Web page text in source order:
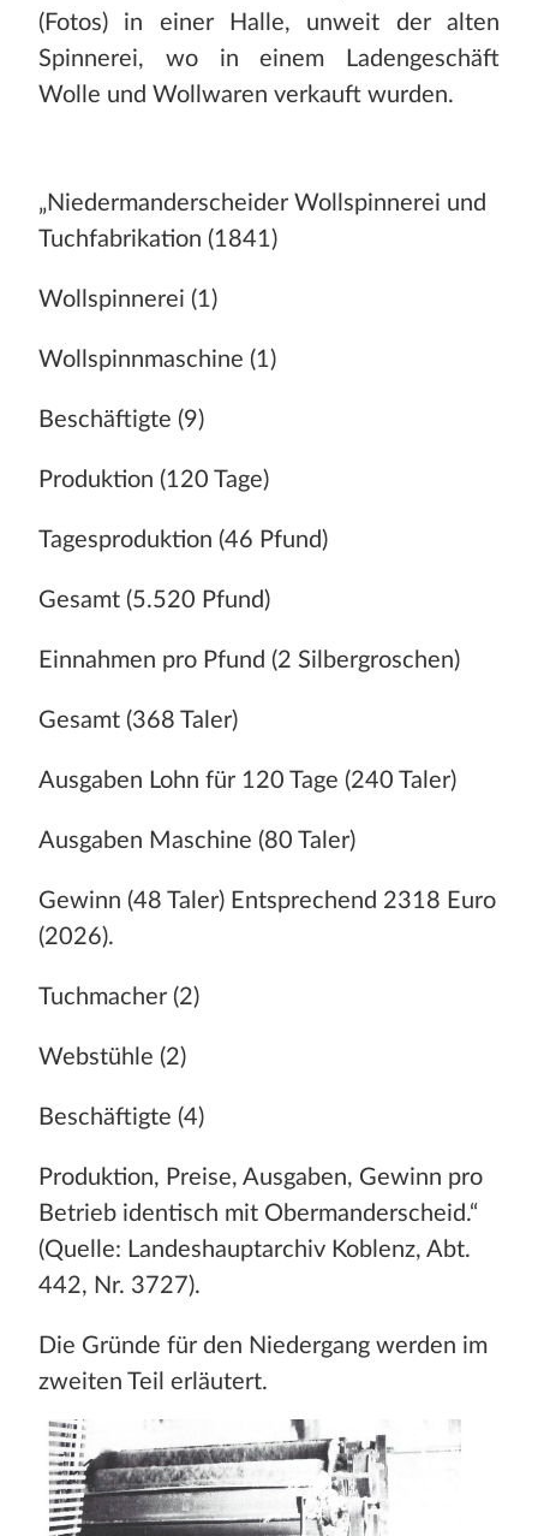
(Fotos) in einer Halle, unweit der alten
Spinnerei, wo in einem Ladengeschäft
Wolle und Wollwaren verkauft wurden.
„Niedermanderscheider Wollspinnerei und
Tuchfabrikation (1841)
Wollspinnerei (1)
Wollspinnmaschine (1)
Beschäftigte (9)
Produktion (120 Tage)
Tagesproduktion (46 Pfund)
Gesamt (5.520 Pfund)
Einnahmen pro Pfund (2 Silbergroschen)
Gesamt (368 Taler)
Ausgaben Lohn für 120 Tage (240 Taler)
Ausgaben Maschine (80 Taler)
Gewinn (48 Taler) Entsprechend 2318 Euro
(2026).
Tuchmacher (2)
Webstühle (2)
Beschäftigte (4)
Produktion, Preise, Ausgaben, Gewinn pro
Betrieb identisch mit Obermanderscheid.“
(Quelle: Landeshauptarchiv Koblenz, Abt.
442, Nr. 3727).
Die Gründe für den Niedergang werden im
zweiten Teil erläutert.